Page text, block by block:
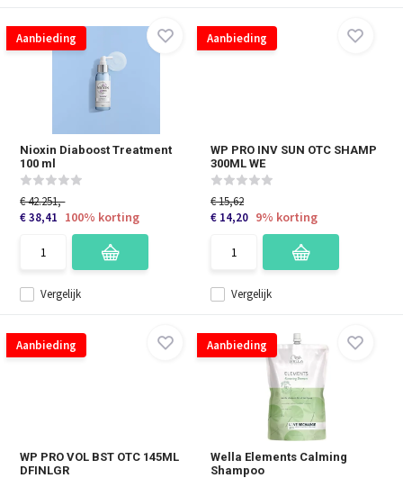
Aanbieding
Nioxin Diaboost Treatment
100 ml
Vergelijk
€ 42.251,-
€ 38,41 100% korting
Aanbieding
WP PRO INV SUN OTC SHAMP
300ML WE
Vergelijk
€ 15,62
€ 14,20 9% korting
Aanbieding
WP PRO VOL BST OTC 145ML
DFINLGR
Aanbieding
Wella Elements Calming
Shampoo